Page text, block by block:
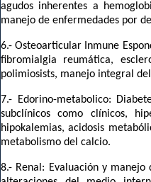
agudos inherentes a
manejo de enfermedades
6.- Osteoarticular Inmune
fibromialgia reumática,
polimiosists, manejo integral
7.- Edorino-metabolico:
subclínicos como clínicos,
hipokalemias, acidosis
metabolismo del calcio.
8.- Renal: Evaluación y